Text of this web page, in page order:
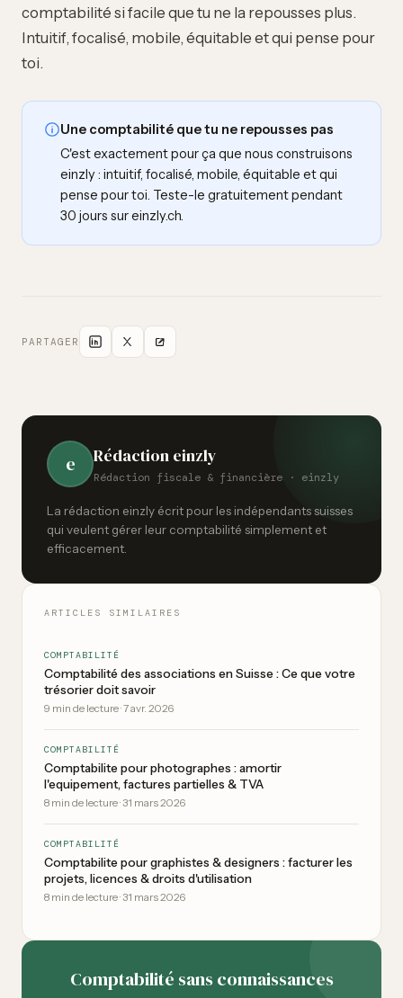
comptabilité si facile que tu ne la repousses plus.
Intuitif, focalisé, mobile, équitable et qui pense pour
toi.
Une comptabilité que tu ne repousses pas
C'est exactement pour ça que nous construisons
einzly : intuitif, focalisé, mobile, équitable et qui
pense pour toi. Teste-le gratuitement pendant
30 jours sur einzly.ch.
PARTAGER
e Rédaction einzly
Rédaction fiscale & financière · einzly
La rédaction einzly écrit pour les indépendants suisses
qui veulent gérer leur comptabilité simplement et
efficacement.
ARTICLES SIMILAIRES
COMPTABILITÉ
Comptabilité des associations en Suisse : Ce que votre
trésorier doit savoir
9 min de lecture·7 avr. 2026
COMPTABILITÉ
Comptabilite pour photographes : amortir
l'equipement, factures partielles & TVA
8 min de lecture·31 mars 2026
COMPTABILITÉ
Comptabilite pour graphistes & designers : facturer les
projets, licences & droits d'utilisation
8 min de lecture·31 mars 2026
Comptabilité sans connaissances